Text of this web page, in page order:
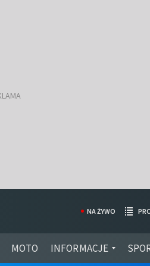
MOTO INFORMACJE
NA ŻYWO